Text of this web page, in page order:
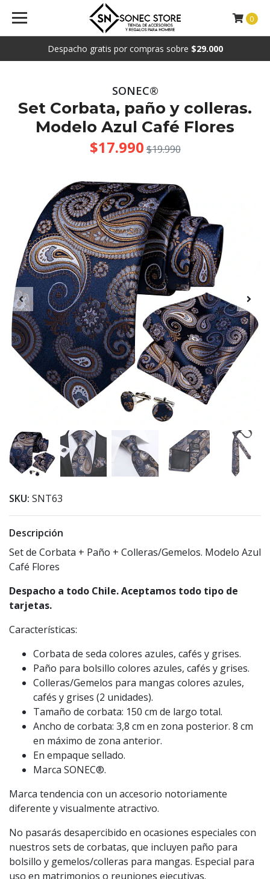
Despacho gratis por compras sobre $29.000
0
SONEC®
Set Corbata, paño y colleras.
Modelo Azul Café Flores
$17.990 $19.990
SKU: SNT63
Descripción
Set de Corbata + Paño + Colleras/Gemelos. Modelo Azul
Café Flores
Despacho a todo Chile. Aceptamos todo tipo de
tarjetas.
Características:
Corbata de seda colores azules, cafés y grises.
Paño para bolsillo colores azules, cafés y grises.
Colleras/Gemelos para mangas colores azules,
cafés y grises (2 unidades).
Tamaño de corbata: 150 cm de largo total.
Ancho de corbata: 3,8 cm en zona posterior. 8 cm
en máximo de zona anterior.
En empaque sellado.
Marca SONEC®.
Marca tendencia con un accesorio notoriamente
diferente y visualmente atractivo.
No pasarás desapercibido en ocasiones especiales con
nuestros sets de corbatas, que incluyen paño para
bolsillo y gemelos/colleras para mangas. Especial para
uso en matrimonios o reuniones ejecutivas.